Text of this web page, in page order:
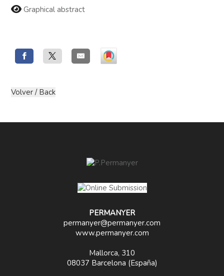
Graphical abstract
PERMANYER
permanyer@permanyer.com
www.permanyer.com
Mallorca, 310
08037 Barcelona (España)